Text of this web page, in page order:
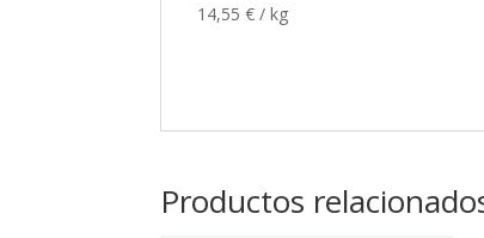
14,55€ / kg
Productos